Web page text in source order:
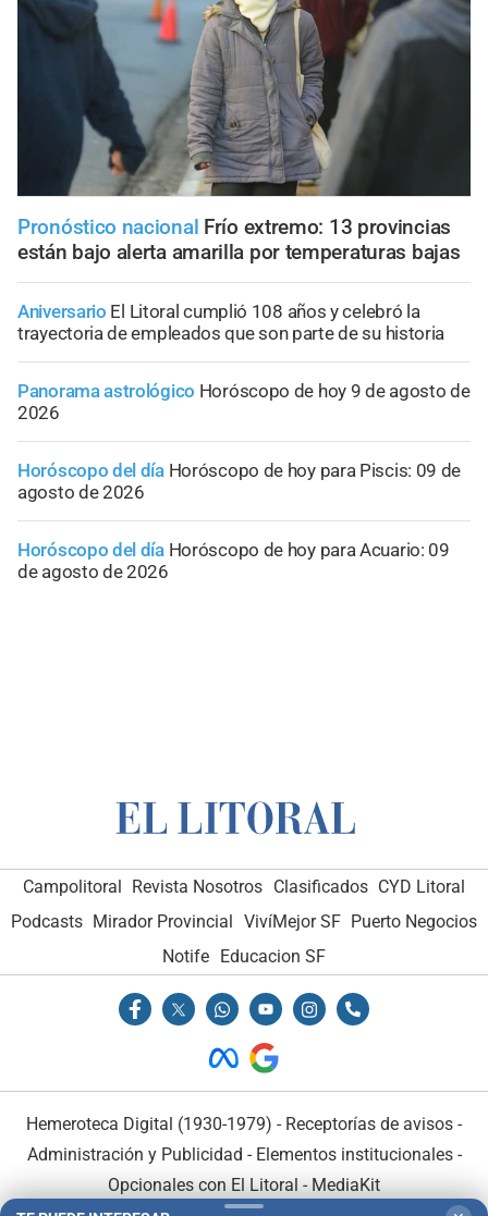
Pronóstico nacional Frío extremo: 13 provincias
están bajo alerta amarilla por temperaturas bajas
Aniversario El Litoral cumplió 108 años y celebró la
trayectoria de empleados que son parte de su historia
Panorama astrológico Horóscopo de hoy 9 de agosto de
2026
Horóscopo del día Horóscopo de hoy para Piscis: 09 de
agosto de 2026
Horóscopo del día Horóscopo de hoy para Acuario: 09
de agosto de 2026
Campolitoral Revista Nosotros Clasificados CYD Litoral
Podcasts Mirador Provincial VivíMejor SF Puerto Negocios
Notife Educacion SF
Hemeroteca Digital (1930-1979) - Receptorías de avisos -
Administración y Publicidad - Elementos institucionales-
Opcionales con El Litoral - MediaKit